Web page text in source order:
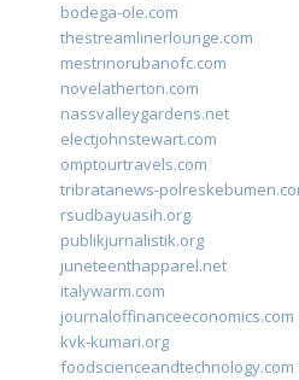
bodega-ole.com
thestreamlinerlounge.com
mestrinorubanofc.com
novelatherton.com
nassvalleygardens.net
electjohnstewart.com
omptourtravels.com
tribratanews-
rsudbayuasih.org
publikjurnalistik.org
juneteenthapparel.net
italywarm.com
journaloffinanceeconomics.com
kvk-kumari.org
foodscienceandtechnology.com